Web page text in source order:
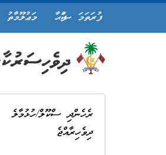
ފުރަތަމަ ޞަފްޙާ މަޢުލޫމާތު
ރެހެންދި ސްކޫލް/ހުޅުމާލެ
ދިވެހިރާއްޖެ